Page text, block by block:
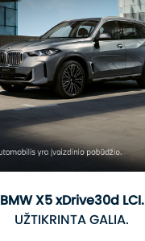
BMW X5 xDrive30d LCI.
UŽTIKRINTA GALIA.